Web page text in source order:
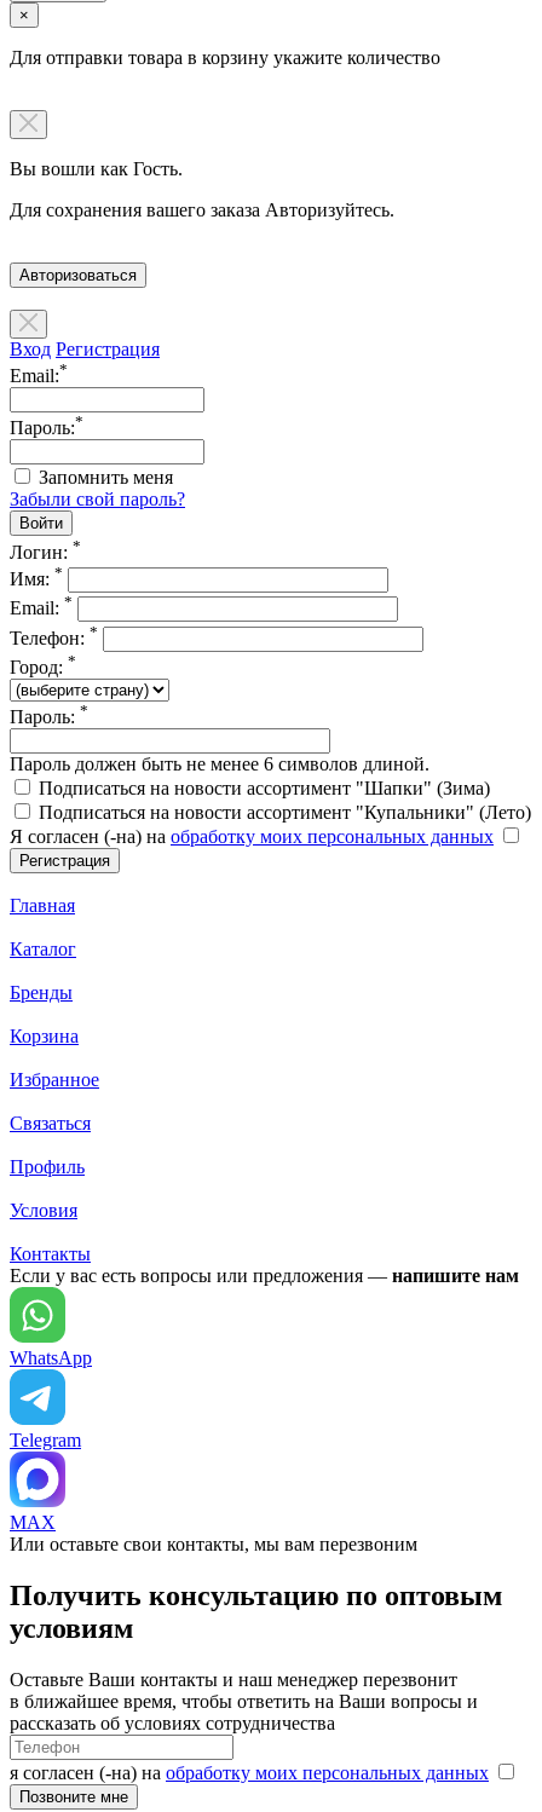
×
Для отправки товара в корзину укажите количество
Вы вошли как Гость.
Для сохранения вашего заказа Авторизуйтесь.
Авторизоваться
Вход Регистрация
Email:*
Пароль:*
Запомнить меня
Забыли свой пароль?
Логин: *
Имя: *
Email: *
Телефон: *
Город: *
Пароль: *
Пароль должен быть не менее 6 символов длиной.
Подписаться на новости ассортимент "Шапки" (Зима)
Подписаться на новости ассортимент "Купальники" (Лето)
Я согласен (-на) на обработку моих персональных данных
Главная
Каталог
Бренды
Корзина
Избранное
Связаться
Профиль
Условия
Контакты
Если у вас есть вопросы или предложения — напишите нам
WhatsApp
Telegram
MAX
Или оставьте свои контакты, мы вам перезвоним
Получить консультацию по оптовым
условиям
Оставьте Ваши контакты и наш менеджер перезвонит
в ближайшее время, чтобы ответить на Ваши вопросы и
рассказать об условиях сотрудничества
я согласен (-на) на обработку моих персональных данных